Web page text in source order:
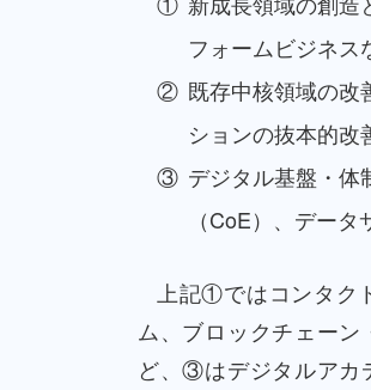
フォームビジネス
既存中核領域の改
ションの抜本的改
デジタル基盤・体
（CoE）、デー
上記①ではコンタク
ム、ブロックチェー
ど、③はデジタルアカ